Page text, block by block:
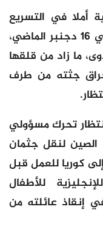
أملا في التسريع
بنقل الجثمان منذ أبلغت بوفاته في 16 دجنبر الماضي،
ما زاد من قلقها
جثته من طرف
تحرك مسؤولي
الصين لنقل جثمان
الذي توجه في يوليوز 2019 إلى كوريا للعمل قبل
للأطفال
إنقاذ عائلته من